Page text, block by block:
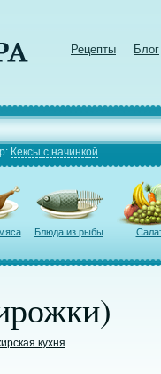
Рецепты Блог
Кексы с начинкой
Блюда из рыбы
кухня